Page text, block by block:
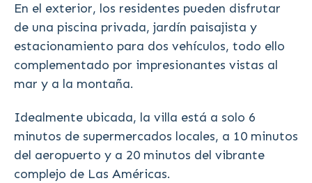
En el exterior, los residentes pueden disfrutar
de una piscina privada, jardín paisajista y
estacionamiento para dos vehículos, todo ello
complementado por impresionantes vistas al
mar y a la montaña.
Idealmente ubicada, la villa está a solo 6
minutos de supermercados locales, a 10 minutos
del aeropuerto y a 20 minutos del vibrante
complejo de Las Américas.